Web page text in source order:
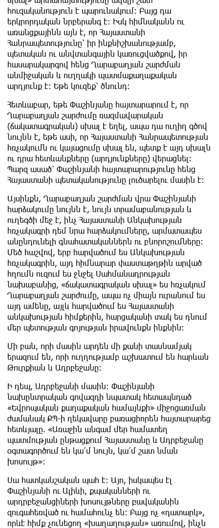
հուզականություն է պարունակում: Բայց դա
երկրորդական նրբերանգ է: Իսկ հիմնականն ու
առանցքայինն այն է, որ Հայաստանի
Հանրապետությունը՝ իր ինքնիշխանությամբ,
պետական ու անվտանգային կառուցվածքով, իր
հասարակարգով հենց Ղարաբաղյան շարժման
անմիջական և ուղղակի պատմաքաղաքական
արդյունք է: Եթե կուզեք՝ ծնունդ:
Հետևաբար, եթե Փաշինյանը հայտարարում է, որ
Ղարաբաղյան շարժումը ռազմավարական
(ճակատագրական) սխալ է եղել, ապա դա ուղիղ գծով
նույնն է, եթե ասի, որ Հայաստանի Հանրապետության
հռչակումն ու կայացումը սխալ են, պետք է այդ սխալն
ու դրա հետևանքները (արդյունքները) վերացնել:
Պարզ ասած՝ Փաշինյանի հայտարարությունը հենց
Հայաստանի պետականությունը լուծարելու մասին է:
Այսինքն, Ղարաբաղյան շարժման վրա Փաշինյանի
հարձակումը նույնն է, նույն տրամաբանության և
ուղեգծի մեջ է, ինչ Հայաստանի Անկախության
հռչակագրի դեմ նրա հարձակումները, արմատապես
անընդունելի գնահատականներն ու բնորոշումները:
Մեծ հաշվով, երբ հարվածում ես Անկախության
հռչակագրին, այդ հիմնարար փաստաթղթին արված
հղումն ուզում ես ջնջել Սահմանադրության
նախաբանից, «ճակատագրական սխալ» ես հռչակում
Ղարաբաղյան շարժումը, ապա ոչ միայն ուրանում ես
այդ ամենը, այլև հարվածում ես Հայաստանի
անկախության հիմքերին, հարցականի տակ ես դնում
մեր պետության գոյության իրավունքն ինքնին:
Մի բան, որի մասին արդեն մի քանի տասնամյակ
երազում են, որի ուղղությամբ աշխատում են հարևան
Թուրքիան և Ադրբեջանը:
Ի դեպ, Ադրբեջանի մասին: Փաշինյանի
նախընտրական գովազդի նպատակ հետապնդած
«Եվրոպական քաղաքական համայնքի» միջոցառման
ժամանակ ՔՊ-ի ղեկավարը բառացիորեն հայտարարեց
հետևյալը. «Առաջին անգամ մեր համատեղ
պատմության ընթացքում Հայաստանը և Ադրբեջանը
օգտագործում են կա՛մ նույն, կա՛մ շատ նման
խոսույթ»:
Սա հատկանշական պահ է: Այո, իսկապես էլ
Փաշինյանի ու Ալիևի, քպականների ու
արդրբեջանցիների խոսույթները բավականին
զուգահեռված ու համահունչ են: Բայց ոչ «դատարկ»,
որևէ հիմք չունեցող «խաղաղության» առումով, ինչն